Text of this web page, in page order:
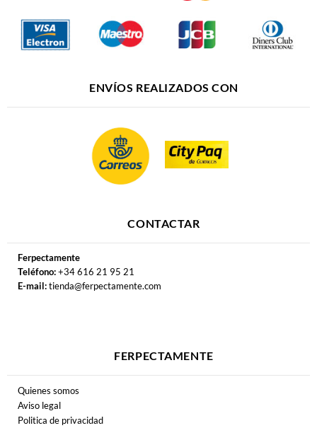
ENVÍOS REALIZADOS CON
CONTACTAR
Ferpectamente
Teléfono:+34 616 21 95 21
E-mail:tienda@ferpectamente.com
FERPECTAMENTE
Quienes somos
Aviso legal
Politica de privacidad